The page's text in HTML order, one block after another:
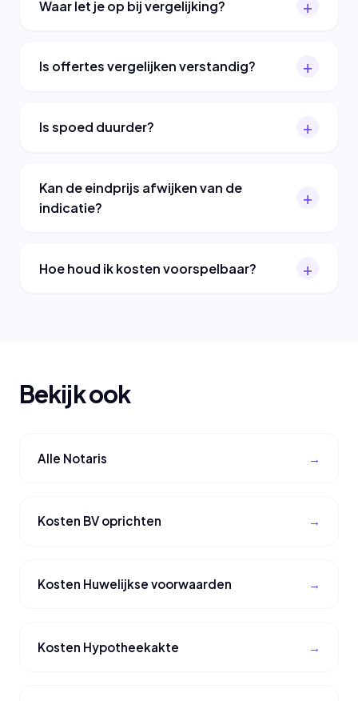
Waar let je op bij vergelijking?
Is offertes vergelijken verstandig?
Is spoed duurder?
Kan de eindprijs afwijken van de
indicatie?
Hoe houd ik kosten voorspelbaar?
Bekijk ook
Alle Notaris
Kosten BV oprichten
Kosten Huwelijkse voorwaarden
Kosten Hypotheekakte